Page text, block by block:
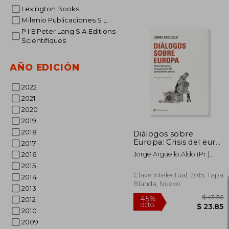
Lexington Books
Milenio Publicaciones S L
P I E Peter Lang S A Editions
Scientifiques
AÑO EDICIÓN
2022
2021
2020
2019
2018
2017
2016
2015
2014
2013
2012
2010
2009
45%
dcto.
Diálogos sobre
Europa: Crisis del euro
y recuperación del
pensamiento crítico
Jorge Argüello,Aldo (pr.)
Clave Intelectual, 2015, Tapa
Blanda, Nuevo